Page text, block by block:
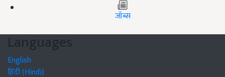
जॉब्स
Languages
English
हिंदी (Hindi)